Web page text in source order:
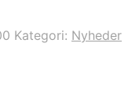
Kategori: Nyheder